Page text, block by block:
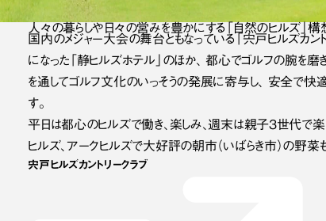
人々の暮らしや日々の営みを豊かにする「自然のヒルズ」構
国内のメジャー大会の舞台ともなっている「宍戸ヒルズカント
になった「静ヒルズホテル」のほか、 都心でゴルフの腕を
を通してゴルフ文化のいっそうの発展に寄与し、 安全で快
す。
平日は都心のヒルズで働き、楽しみ、週末は親子3世代で
ヒルズ、アークヒルズで大好評の朝市（いばらき市）の野菜
宍戸ヒルズカントリークラブ